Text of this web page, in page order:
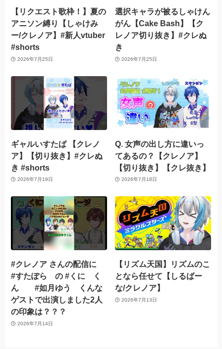
【リクエスト歌枠！】夏の
アニソン縛り【しゃけみ
ー/クレノア】#新人vtuber
#shorts
2026年7月25日
選択キャラが被るしゃけん
がん【Cake Bash】【ク
レノア切り抜き】#クレぬ
き
2026年7月25日
ギャルいすたば 【クレノ
ア】【切り抜き】#クレぬ
き #shorts
2026年7月19日
Q. 女声の出し方に違いっ
てあるの？【クレノア】
【切り抜き】【クレ抜き】
2026年7月18日
#クレノア さんの配信に
#すたぽら の #くに く
ん #如月ゆう くんな
ゲストで出演しました2人
の印象は？？？
2026年7月14日
【リズム天国】リズムのこ
となら任せて【しるばー
な/クレノア】
2026年7月13日